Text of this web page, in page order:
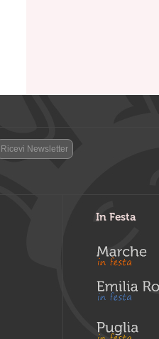
Ricevi Newsletter
In Festa